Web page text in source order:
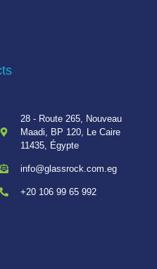
28 - Route 265, Nouveau
Maadi, BP 120, Le Caire
11435, Égypte
info@glassrock.com.eg
+20 106 99 65 992